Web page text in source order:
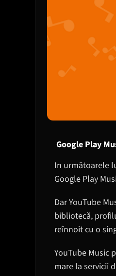
Google Play
In următoarele
Google Play
Dar YouTube
bibliotecă,
reînnoit cu o
YouTube Music
mare la servicii